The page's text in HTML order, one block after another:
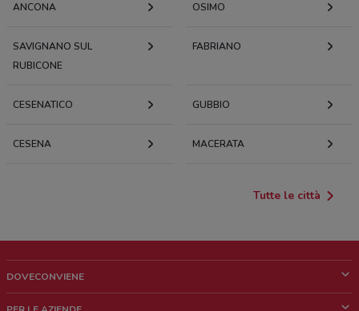
ANCONA OSIMO
SAVIGNANO SUL
RUBICONE
FABRIANO
CESENATICO GUBBIO
CESENA MACERATA
Tutte le città
DOVECONVIENE